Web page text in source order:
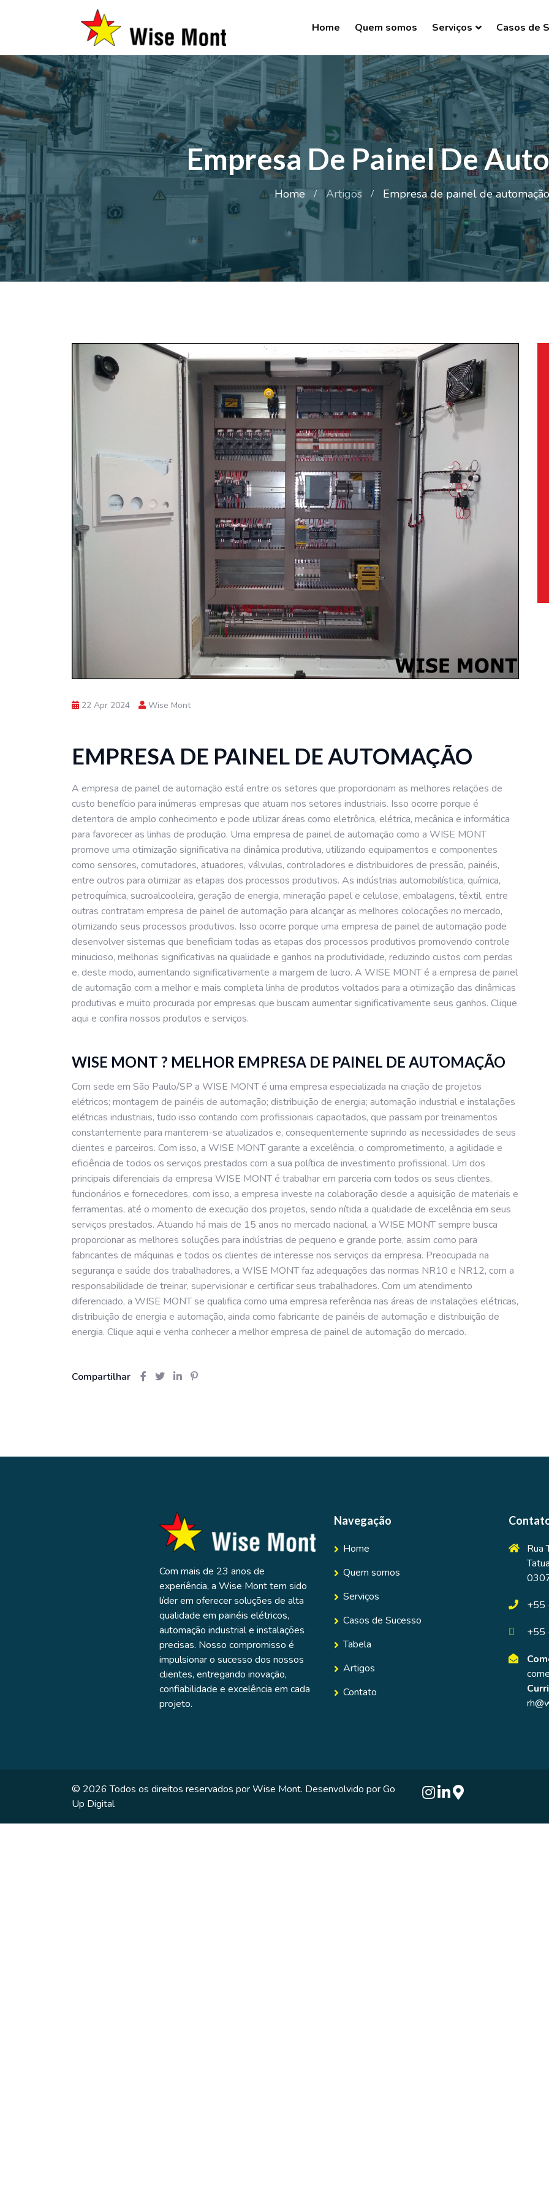
Home Quem somos Serviços Casos de
Empresa De Painel De
Home Artigos Empresa de painel de automação
22 Apr 2024 Wise Mont
EMPRESA DE PAINEL DE AUTOMAÇÃO
A empresa de painel de automação está entre os setores que proporcionam as melhores relações de
custo benefício para inúmeras empresas que atuam nos setores industriais. Isso ocorre porque é
detentora de amplo conhecimento e pode utilizar áreas como eletrônica, elétrica, mecânica e informática
para favorecer as linhas de produção. Uma empresa de painel de automação como a WISE MONT
promove uma otimização significativa na dinâmica produtiva, utilizando equipamentos e componentes
como sensores, comutadores, atuadores, válvulas, controladores e distribuidores de pressão, painéis,
entre outros para otimizar as etapas dos processos produtivos. As indústrias automobilística, química,
petroquímica, sucroalcooleira, geração de energia, mineração papel e celulose, embalagens, têxtil, entre
outras contratam empresa de painel de automação para alcançar as melhores colocações no mercado,
otimizando seus processos produtivos. Isso ocorre porque uma empresa de painel de automação pode
desenvolver sistemas que beneficiam todas as etapas dos processos produtivos promovendo controle
minucioso, melhorias significativas na qualidade e ganhos na produtividade, reduzindo custos com perdas
e, deste modo, aumentando significativamente a margem de lucro. A WISE MONT é a empresa de painel
de automação com a melhor e mais completa linha de produtos voltados para a otimização das dinâmicas
produtivas e muito procurada por empresas que buscam aumentar significativamente seus ganhos. Clique
aqui e confira nossos produtos e serviços.
WISE MONT ? MELHOR EMPRESA DE PAINEL DE AUTOMAÇÃO
Com sede em São Paulo/SP a WISE MONT é uma empresa especializada na criação de projetos
elétricos; montagem de painéis de automação; distribuição de energia; automação industrial e instalações
elétricas industriais, tudo isso contando com profissionais capacitados, que passam por treinamentos
constantemente para manterem-se atualizados e, consequentemente suprindo as necessidades de seus
clientes e parceiros. Com isso, a WISE MONT garante a excelência, o comprometimento, a agilidade e
eficiência de todos os serviços prestados com a sua política de investimento profissional. Um dos
principais diferenciais da empresa WISE MONT é trabalhar em parceria com todos os seus clientes,
funcionários e fornecedores, com isso, a empresa investe na colaboração desde a aquisição de materiais e
ferramentas, até o momento de execução dos projetos, sendo nítida a qualidade de excelência em seus
serviços prestados. Atuando há mais de 15 anos no mercado nacional, a WISE MONT sempre busca
proporcionar as melhores soluções para indústrias de pequeno e grande porte, assim como para
fabricantes de máquinas e todos os clientes de interesse nos serviços da empresa. Preocupada na
segurança e saúde dos trabalhadores, a WISE MONT faz adequações das normas NR10 e NR12, com a
responsabilidade de treinar, supervisionar e certificar seus trabalhadores. Com um atendimento
diferenciado, a WISE MONT se qualifica como uma empresa referência nas áreas de instalações elétricas,
distribuição de energia e automação, ainda como fabricante de painéis de automação e distribuição de
energia. Clique aqui e venha conhecer a melhor empresa de painel de automação do mercado.
Compartilhar
Com mais de 23 anos de
experiência, a Wise Mont tem sido
líder em oferecer soluções de alta
qualidade em painéis elétricos,
automação industrial e instalações
precisas. Nosso compromisso é
impulsionar o sucesso dos nossos
clientes, entregando inovação,
confiabilidade e excelência em cada
projeto.
Navegação
Home
Quem somos
Serviços
Casos de Sucesso
Tabela
Artigos
Contato
Rua
+55
+55
© 2026 Todos os direitos reservados por Wise Mont. Desenvolvido porGo
Up Digital